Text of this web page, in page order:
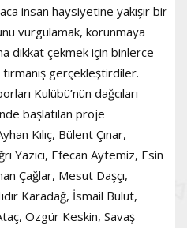
insan haysiyetine yakışır bir
vurgulamak, korunmaya
dikkat çekmek için binlerce
gerçekleştirdiler.
Kulübü’nün dağcıları
başlatılan proje
Kılıç, Bülent Çınar,
Yazıcı, Efecan Aytemiz, Esin
Çağlar, Mesut Daşçı,
Karadağ, İsmail Bulut,
Özgür Keskin, Savaş